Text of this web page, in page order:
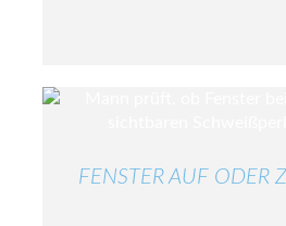
FENSTER AUF ODER